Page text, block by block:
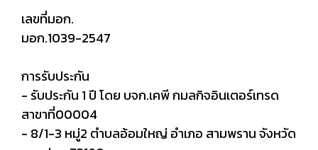
เลขที่มอก.
มอก.1039-2547
การรับประกัน
- รับประกัน 1 ปี โดย บจก.เคพี กมลกิจอินเตอร์เทรด
สาขาที่00004
- 8/1-3 หมู่2 ตำบลอ้อมใหญ่ อำเภอ สามพราน จังหวัด